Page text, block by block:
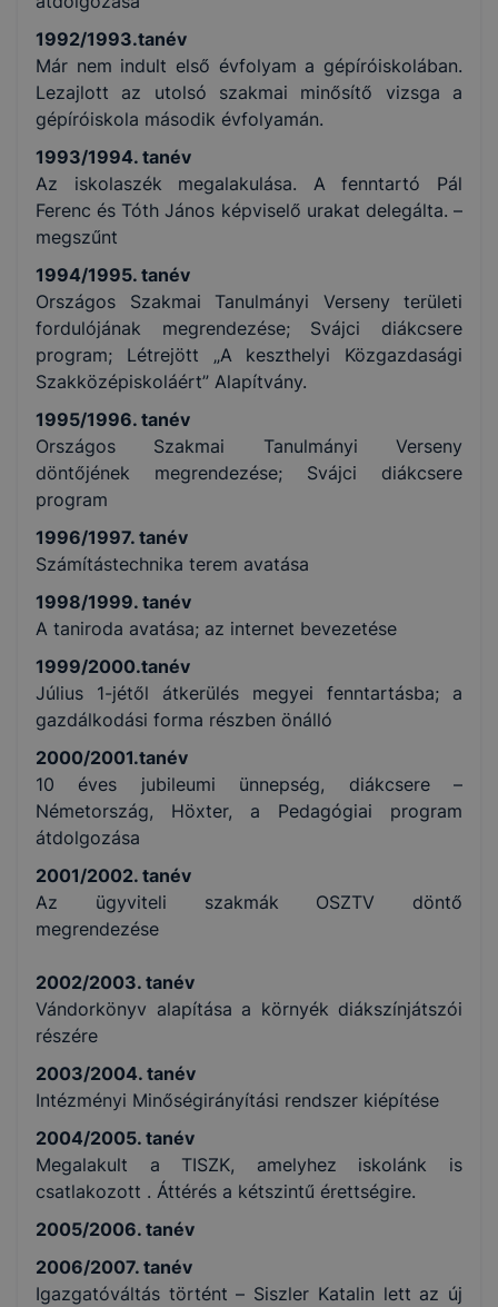
1992/1993.tanév
Már nem indult első évfolyam a gépíróiskolában.
Lezajlott az utolsó szakmai minősítő vizsga a
gépíróiskola második évfolyamán.
1993/1994. tanév
Az iskolaszék megalakulása. A fenntartó Pál
Ferenc és Tóth János képviselő urakat delegálta. –
megszűnt
1994/1995. tanév
Országos Szakmai Tanulmányi Verseny területi
fordulójának megrendezése; Svájci diákcsere
program; Létrejött „A keszthelyi Közgazdasági
Szakközépiskoláért” Alapítvány.
1995/1996. tanév
Országos Szakmai Tanulmányi Verseny
döntőjének megrendezése; Svájci diákcsere
program
1996/1997. tanév
Számítástechnika terem avatása
1998/1999. tanév
A taniroda avatása; az internet bevezetése
1999/2000.tanév
Július 1-jétől átkerülés megyei fenntartásba; a
gazdálkodási forma részben önálló
2000/2001.tanév
10 éves jubileumi ünnepség, diákcsere –
Németország, Höxter, a Pedagógiai program
átdolgozása
2001/2002. tanév
Az ügyviteli szakmák OSZTV döntő
megrendezése
2002/2003. tanév
Vándorkönyv alapítása a környék diákszínjátszói
részére
2003/2004. tanév
Intézményi Minőségirányítási rendszer kiépítése
2004/2005. tanév
Megalakult a TISZK, amelyhez iskolánk is
csatlakozott . Áttérés a kétszintű érettségire.
2005/2006. tanév
2006/2007. tanév
Igazgatóváltás történt – Siszler Katalin lett az új